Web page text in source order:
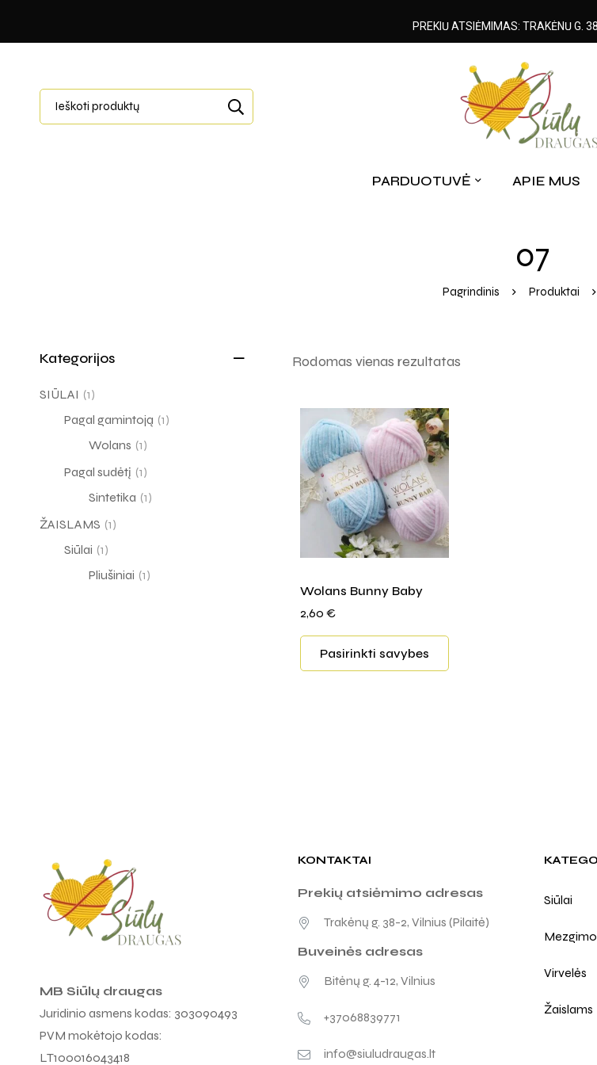
PARDUOTUVĖ APIE MUS
07
Pagrindinis Produktai
Kategorijos
SIŪLAI (1)
Pagal gamintoją (1)
Wolans (1)
Pagal sudėtį (1)
Sintetika (1)
ŽAISLAMS (1)
Siūlai (1)
Pliušiniai (1)
Rodomas vienas rezultatas
Wolans Bunny Baby
2,60 €
Pasirinkti savybes
MB Siūlų draugas
Juridinio asmens kodas: 303090493
PVM mokėtojo kodas:
LT100016043418
KONTAKTAI
Prekių atsiėmimo adresas
Trakėnų g. 38-2, Vilnius (Pilaitė)
Buveinės adresas
Bitėnų g. 4-12, Vilnius
+37068839771
info@siuludraugas.lt
Siūlai
Virvelės
Žaislams
PREKIŲ ATSIĖMIMAS: TRAKĖNŲ G.